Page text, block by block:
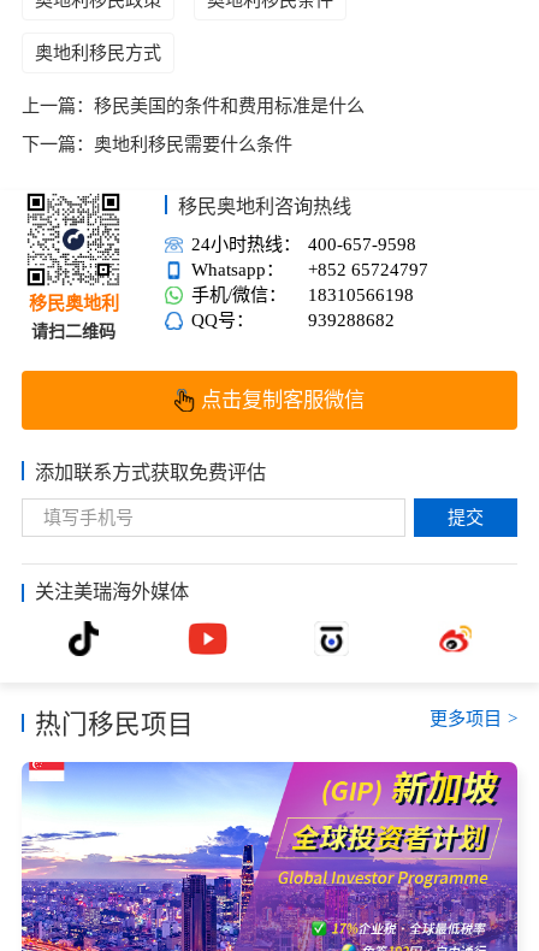
奥地利移民方式
上一篇： 移民美国的条件和费用标准是什么
下一篇： 奥地利移民需要什么条件
移民奥地利
请扫二维码
移民奥地利咨询热线
24小时热线：
400-657-9598
Whatsapp：
+852 65724797
手机/微信：
18310566198
QQ号：
939288682
点击复制客服微信
添加联系方式获取免费评估
提交
关注美瑞海外媒体
热门移民项目 更多项目 >